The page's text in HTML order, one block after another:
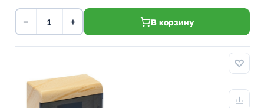
− + В корзину